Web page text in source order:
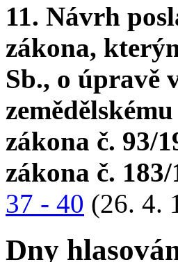
11. Návrh
zákona,
Sb., o úpravě
zákona č. 93/
zákona č. 183/
37 - 40 (26. 4.
Dny